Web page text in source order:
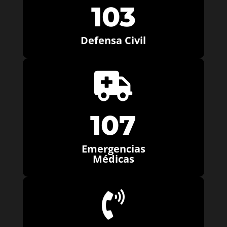
103
Defensa Civil

107
Emergencias
Médicas
